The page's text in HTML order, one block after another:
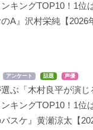
キングTOP10！1位
のA』沢村栄純【2026
アンケート 話題 声優
ぶ「木村良平が演じ
キングTOP10！1位
バスケ』黄瀬涼太【